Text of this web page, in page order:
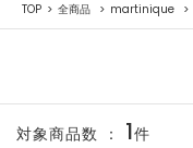
TOP 全商品 martinique
対象商品数 ： 1件